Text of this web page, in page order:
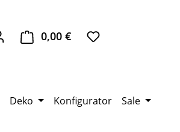
0,00 €Warenkorb enthält 0
Deko Konfigurator Sale